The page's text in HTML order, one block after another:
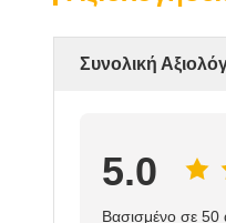
Συνολική
5.0
Βασισμένο σε 50